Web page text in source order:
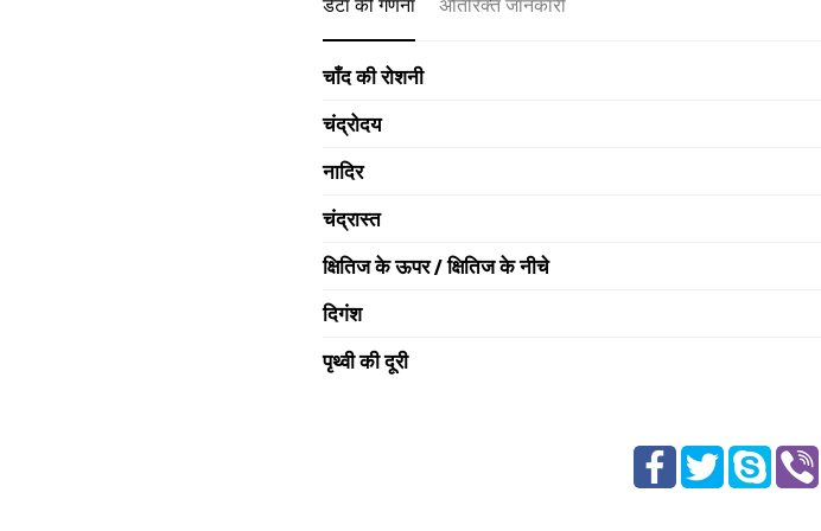
चाँद की रोशनी
चंद्रोदय
नादिर
चंद्रास्त
क्षितिज के ऊपर / क्षितिज के नीचे
दिगंश
पृथ्वी की दूरी